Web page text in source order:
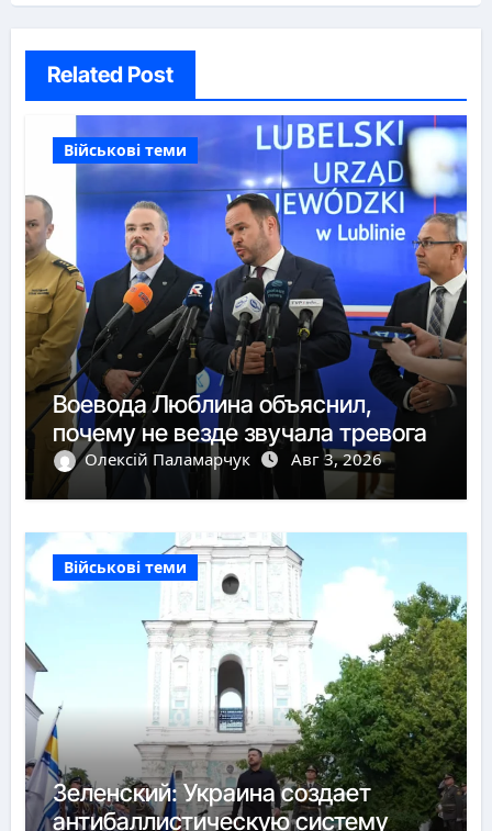
Related Post
Військові теми
Воевода Люблина объяснил,
почему не везде звучала тревога
Олексій Паламарчук Авг 3, 2026
Військові теми
Зеленский: Украина создает
антибаллистическую систему